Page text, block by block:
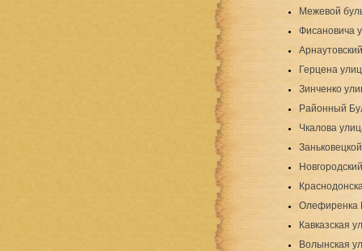
Межевой
Фисановича
Герцена
Зинченко
Районный
Чкалова
Олефиренка
Кавказская
Волынская